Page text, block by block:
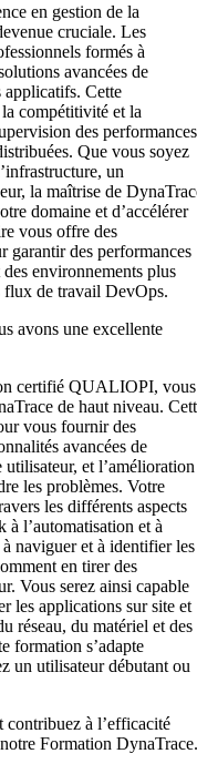
en gestion de la
cruciale. Les
formés à
avancées de
applicatifs. Cette
compétitivité et la
des performances
Que vous soyez
un
la maîtrise de
domaine et d’accélérer
vous offre des
garantir des performances
environnements plus
flux de travail DevOps.
avons une excellente
certifié QUALIOPI, vous
de haut niveau.
vous fournir des
avancées de
et l’amélioration
les problèmes. Votre
les différents aspects
l’automatisation et à
naviguer et à identifier les
en tirer des
Vous serez ainsi capable
les applications sur site et
réseau, du matériel et des
formation s’adapte
un utilisateur débutant ou
contribuez à l’efficacité
Formation DynaTrace.